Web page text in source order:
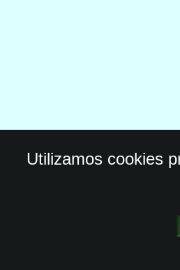
Utilizamos cookies